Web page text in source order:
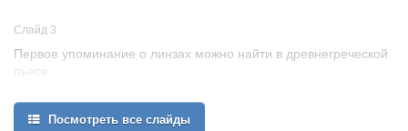
Слайд 3
Первое упоминание о линзах можно найти в древнегреческой
пьесе
стекла и солнечного света добывали огонь.
Линза от нем. linse, от лат.lens — чечевица.
Посмотреть все слайды